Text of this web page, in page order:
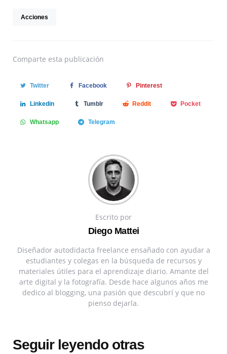
Acciones
Comparte esta publicación
Twitter Facebook Pinterest
Linkedin Tumblr Reddit Pocket
Whatsapp Telegram
Escrito por
Diego Mattei
Diseñador autodidacta freelance ensañado con ayudar a
estudiantes y colegas en la búsqueda de recursos y
materiales útiles para el aprendizaje diario. Amante del
arte digital y la fotografía. Desde hace algunos años me
dedico al blogging, una pasión que descubrí y que no
pienso dejarla.
Seguir leyendo otras